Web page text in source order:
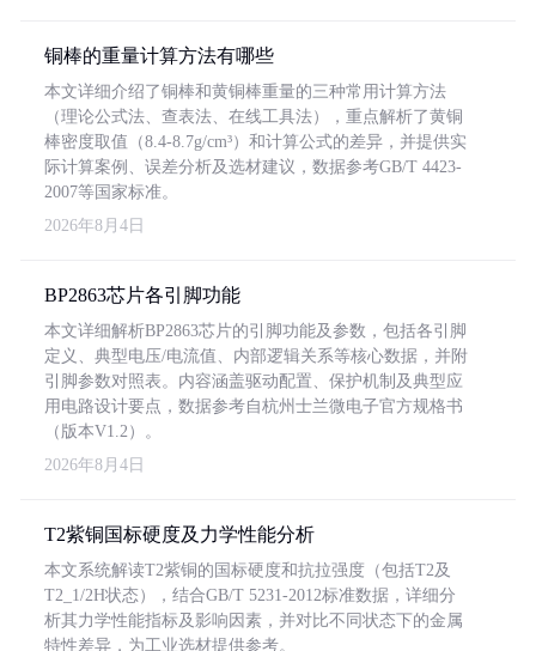
铜棒的重量计算方法有哪些
本文详细介绍了铜棒和黄铜棒重量的三种常用计算方法
（理论公式法、查表法、在线工具法），重点解析了黄铜
棒密度取值（8.4-8.7g/cm³）和计算公式的差异，并提供实
际计算案例、误差分析及选材建议，数据参考GB/T 4423-
2007等国家标准。
2026年8月4日
BP2863芯片各引脚功能
本文详细解析BP2863芯片的引脚功能及参数，包括各引脚
定义、典型电压/电流值、内部逻辑关系等核心数据，并附
引脚参数对照表。内容涵盖驱动配置、保护机制及典型应
用电路设计要点，数据参考自杭州士兰微电子官方规格书
（版本V1.2）。
2026年8月4日
T2紫铜国标硬度及力学性能分析
本文系统解读T2紫铜的国标硬度和抗拉强度（包括T2及
T2_1/2H状态），结合GB/T 5231-2012标准数据，详细分
析其力学性能指标及影响因素，并对比不同状态下的金属
特性差异，为工业选材提供参考。